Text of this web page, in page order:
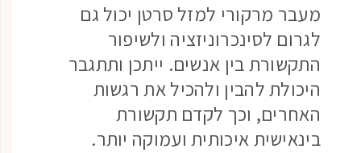
מעבר מרקורי למזל סרטן יכול גם
לגרום לסינכרוניזציה ולשיפור
התקשורת בין אנשים. ייתכן ותתגבר
היכולת להבין ולהכיל את רגשות
האחרים, וכך לקדם תקשורת
בינאישית איכותית ועמוקה יותר.